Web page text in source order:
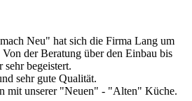
Neu" hat sich die Firma Lang um
der Beratung über den Einbau bis
begeistert.
sehr gute Qualität.
mit unserer "Neuen" - "Alten" Küche.